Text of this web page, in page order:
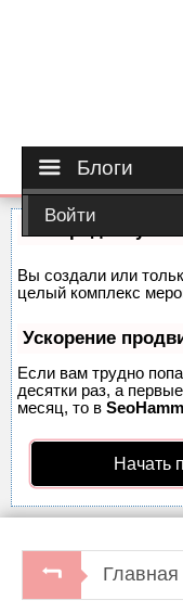
Блоги
Войти
Вы создали или
целый комплекс
Ускорение
Если вам трудно
десятки раз, а
месяц, то в
Начать
Главная